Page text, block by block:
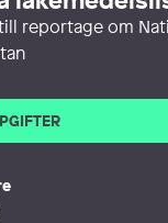
reportage om